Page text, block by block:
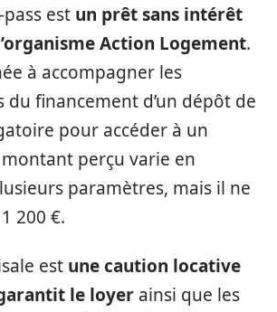
pass est un prêt sans intérêt
Action Logement.
à accompagner les
du financement d’un dépôt de
pour accéder à un
perçu varie en
paramètres, mais il ne
200 €.
est une caution locative
le loyer ainsi que les